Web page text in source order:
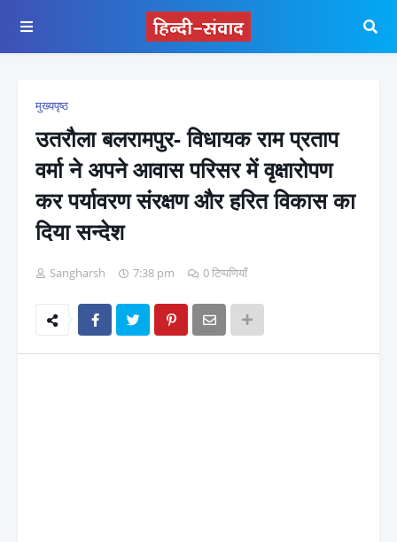
मुख्यपृष्ठ
उतरौला बलरामपुर- विधायक राम प्रताप
वर्मा ने अपने आवास परिसर में वृक्षारोपण
कर पर्यावरण संरक्षण और हरित विकास का
दिया सन्देश
Sangharsh 7:38 pm 0 टिप्पणियाँ